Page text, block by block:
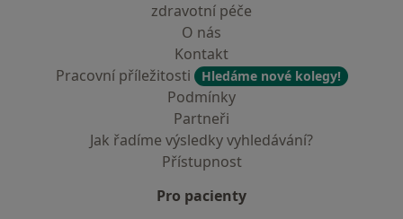
zdravotní péče
O nás
Kontakt
Pracovní příležitosti
Hledáme nové kolegy!
Podmínky
Partneři
Jak řadíme výsledky vyhledávání?
Přístupnost
Pro pacienty